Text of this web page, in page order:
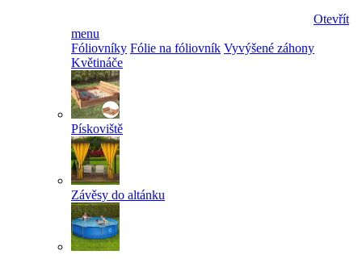
Otevřít
menu
Fóliovníky Fólie na fóliovník Vyvýšené záhony
Květináče
Pískoviště
Závěsy do altánku